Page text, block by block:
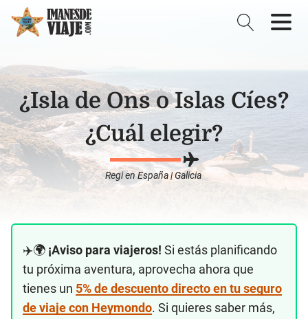
¿Isla de Ons o Islas Cíes?
¿Cuál elegir?
RegienEspaña|Galicia
✈️🌍 ¡Aviso para viajeros! Si estás planificando
tu próxima aventura, aprovecha ahora que
tienes un 5% de descuento directo en tu seguro
de viaje con Heymondo. Si quieres saber más,